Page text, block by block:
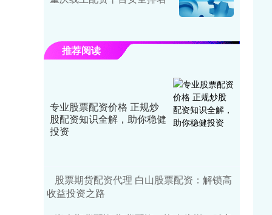
推荐阅读
专业股票配资价格 正规炒
股配资知识全解，助你稳健
投资
股票期货配资代理 白山股票配资：解锁高
收益投资之路